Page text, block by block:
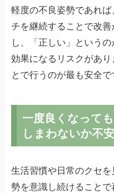
軽度の不良姿勢であれ
チを継続することで改
し、「正しい」という
効果になるリスクがあ
とで行うのが最も安全で
一度良くなって
しまわないか不
生活習慣や日常のクセ
勢を意識し続けること